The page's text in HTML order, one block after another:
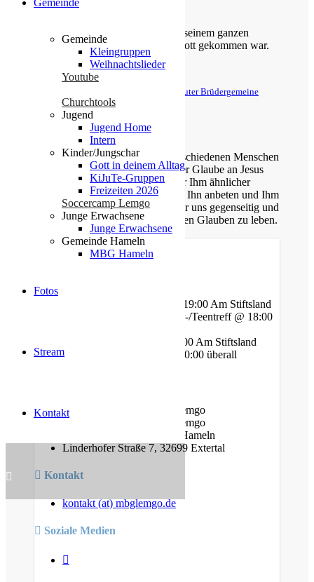
Gemeinde
Kleingruppen
Weihnachtslieder
Youtube
Churchtools
Jugend
Jugend Home
Intern
Kinder/Jungschar
Gott in deinem Alltag
KiJuTe-Gruppen
Freizeiten 2026
Soccercamp Lemgo
Junge Erwachsene
Junge Erwachsene
Gemeinde Hameln
MBG Hameln
Fotos
Stream
Kontakt
Psalm 65,9
Der Kerkermeister freute sich mit seinem ganzen
Hause, dass er zum Glauben an Gott gekommen war.
Apostelgeschichte 16,34
© Evangelische Brüder-Unität – Herrnhuter Brüdergemeine
Weitere Informationen finden Sie hier
Unsere Gemeinde besteht aus verschiedenen Menschen
jeden Alters, die eins verbindet: der Glaube an Jesus
Christus. Gemeinsam möchten wir Ihm ähnlicher
werden, Sein Wort kennen lernen, Ihn anbeten und Ihm
nachfolgen. Dabei unterstützen wir uns gegenseitig und
ermutigen uns auch im Alltag diesen Glauben zu leben.
Mittwoch - Bibelstunde @ 19:00 Am Stiftsland
Freitag - Gebet und Kinder-/Teentreff @ 18:00
Freitag - Jugendtreff @ 20:00 Am Stiftsland
Sonntag - Gottesdienst @ 10:00 überall
Am Bauhof 14A, 32657 Lemgo
Am Stiftsland 19, 32657 Lemgo
Cumberlandstr. 19, 31789 Hameln
Linderhofer Straße 7, 32699 Extertal
Kontakt
kontakt (at) mbglemgo.de
Soziale Medien